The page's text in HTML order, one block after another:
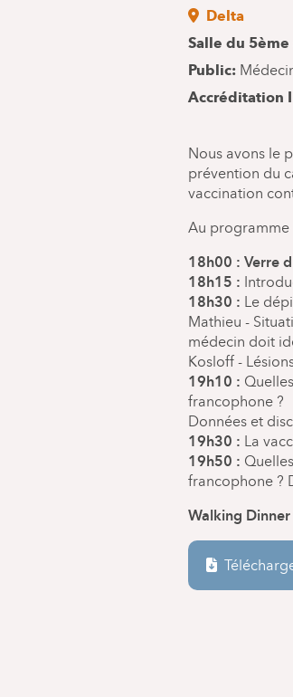
Delta
Salle du
Public
Accréditation
Nous avons le
prévention du
vaccination
Au programme
18h00 : Verre
18h15 :
18h30 : Le
Mathieu -
médecin doit
Kosloff -
19h10 :
francophone ?
Données et
19h30 : La
19h50 :
francophone ?
Walking Dinner